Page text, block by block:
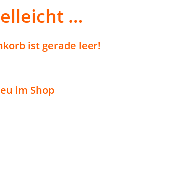
…
ist gerade leer!
im Shop